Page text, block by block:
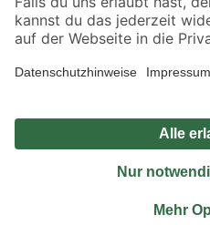
Alle Preisangaben in EUR inkl. gesetzl.
Umständen nicht in allen Märkten verfügbar.
Produkte nur solange der Vorrat reicht.
*Paketversand ab 59 € versandkostenfrei, gilt
Privatsphäre
Nutzungsbedingungen
© 2026 toom Baumarkt GmbH